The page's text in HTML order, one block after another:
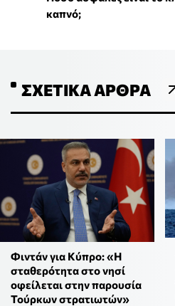
καπνό;
ΣΧΕΤΙΚΆ ΆΡΘΡΑ
Φιντάν για Κύπρο: «Η
σταθερότητα στο νησί
οφείλεται στην παρουσία
Τούρκων στρατιωτών»